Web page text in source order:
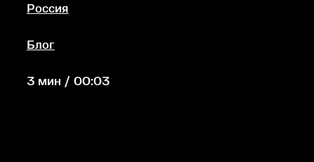
Россия
Блог
3 мин / 00:03